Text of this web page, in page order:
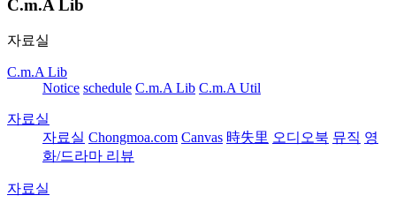
C.m.A Lib
자료실
C.m.A Lib
Notice schedule C.m.A Lib C.m.A Util
자료실
자료실 Chongmoa.com Canvas 時失里 오디오북 뮤직 영
화/드라마 리뷰
자료실